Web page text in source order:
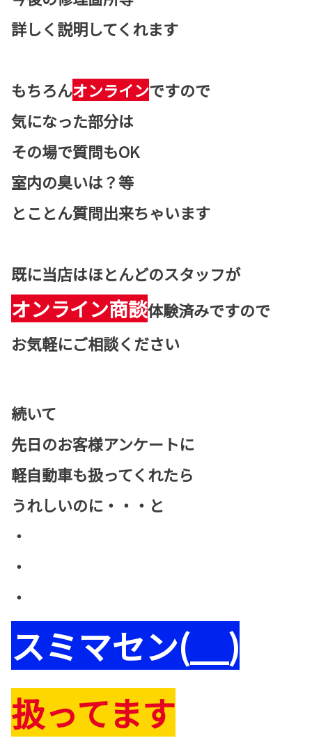
詳しく説明してくれます
もちろんオンラインですので
気になった部分は
その場で質問もOK
室内の臭いは？等
とことん質問出来ちゃいます
既に当店はほとんどのスタッフが
オンライン商談体験済みですので
お気軽にご相談ください
続いて
先日のお客様アンケートに
軽自動車も扱ってくれたら
うれしいのに・・・と
・
・
・
スミマセン(__)
扱ってます